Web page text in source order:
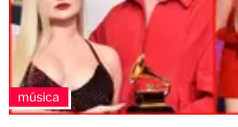
música